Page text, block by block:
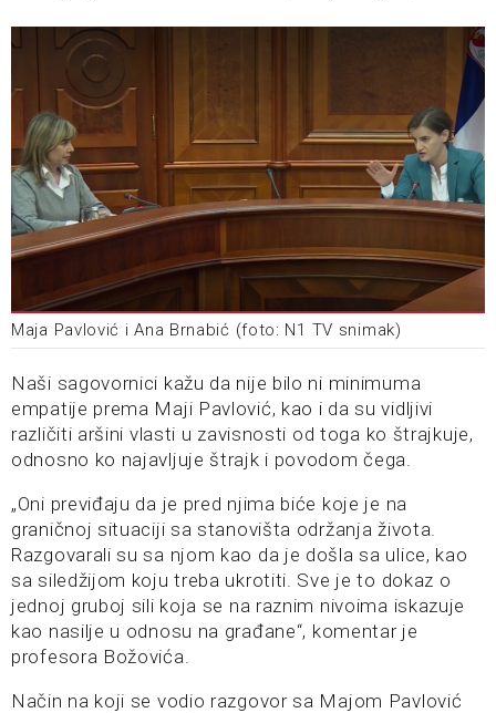
Maja Pavlović i Ana Brnabić (foto: N1 TV snimak)
Naši sagovornici kažu da nije bilo ni minimuma
empatije prema Maji Pavlović, kao i da su vidljivi
različiti aršini vlasti u zavisnosti od toga ko štrajkuje,
odnosno ko najavljuje štrajk i povodom čega.
„Oni previđaju da je pred njima biće koje je na
graničnoj situaciji sa stanovišta održanja života.
Razgovarali su sa njom kao da je došla sa ulice, kao
sa siledžijom koju treba ukrotiti. Sve je to dokaz o
jednoj gruboj sili koja se na raznim nivoima iskazuje
kao nasilje u odnosu na građane“, komentar je
profesora Božovića.
Način na koji se vodio razgovor sa Majom Pavlović